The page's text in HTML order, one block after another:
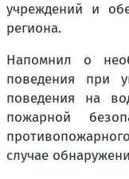
учреждений и
региона.
Напомнил о
поведения при
поведения на
пожарной
случае